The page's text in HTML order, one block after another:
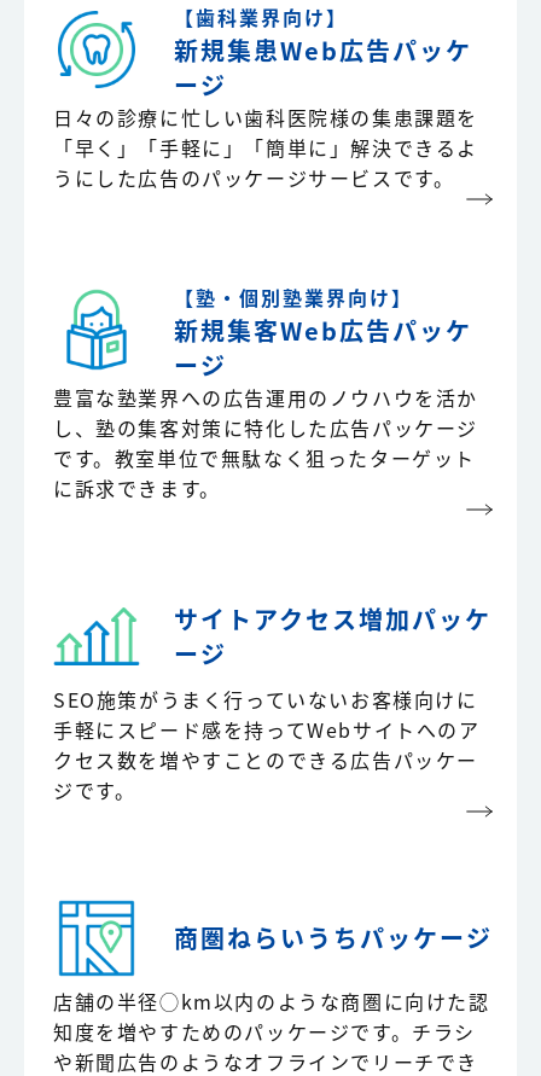
【歯科業界向け】
新規集患Web広告パッケ
ージ
日々の診療に忙しい歯科医院様の集患課題を
「早く」「手軽に」「簡単に」解決できるよ
うにした広告のパッケージサービスです。
【塾・個別塾業界向け】
新規集客Web広告パッケ
ージ
豊富な塾業界への広告運用のノウハウを活か
し、塾の集客対策に特化した広告パッケージ
です。教室単位で無駄なく狙ったターゲット
に訴求できます。
サイトアクセス増加パッケ
ージ
SEO施策がうまく行っていないお客様向けに
手軽にスピード感を持ってWebサイトへのア
クセス数を増やすことのできる広告パッケー
ジです。
商圏ねらいうちパッケージ
店舗の半径◯km以内のような商圏に向けた認
知度を増やすためのパッケージです。チラシ
や新聞広告のようなオフラインでリーチでき